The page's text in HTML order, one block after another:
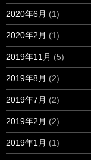
2020年6月 (1)
2020年2月 (1)
2019年11月 (5)
2019年8月 (2)
2019年7月 (2)
2019年2月 (2)
2019年1月 (1)